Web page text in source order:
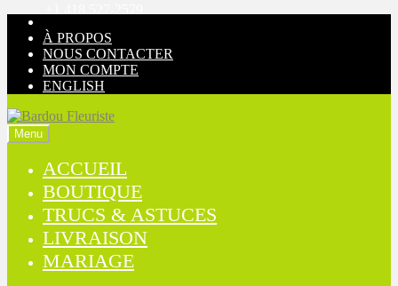
Aller
navigation
Aller
contenu
À PROPOS
NOUS CONTACTER
MON COMPTE
ENGLISH
Menu
ACCUEIL
BOUTIQUE
TRUCS & ASTUCES
LIVRAISON
MARIAGE